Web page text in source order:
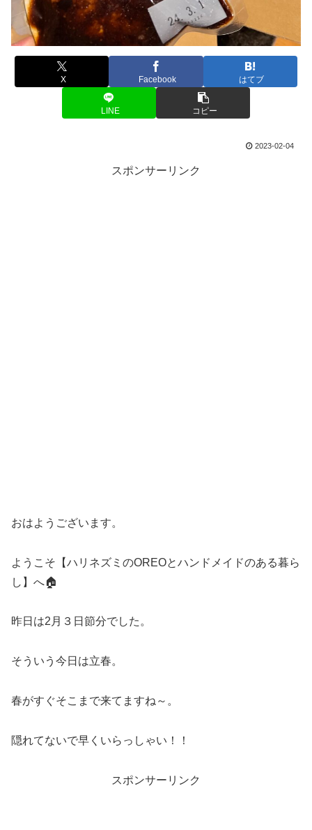
X Facebook はてブ
LINE コピー
2023-02-04
スポンサーリンク
おはようございます。
ようこそ【ハリネズミのOREOとハンドメイドのある暮ら
し】へ🏠
昨日は2月３日節分でした。
そういう今日は立春。
春がすぐそこまで来てますね～。
隠れてないで早くいらっしゃい！！
スポンサーリンク